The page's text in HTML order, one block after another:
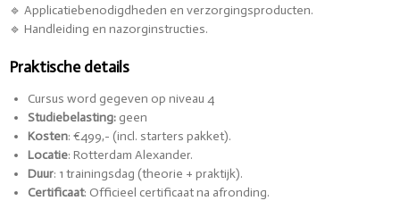
🔹 Applicatiebenodigdheden en verzorgingsproducten.
🔹 Handleiding en nazorginstructies.
Praktische details
Cursus word gegeven op niveau 4
Studiebelasting: geen
Kosten: €499,- (incl. starters pakket).
Locatie: Rotterdam Alexander.
Duur: 1 trainingsdag (theorie + praktijk).
Certificaat: Officieel certificaat na afronding.